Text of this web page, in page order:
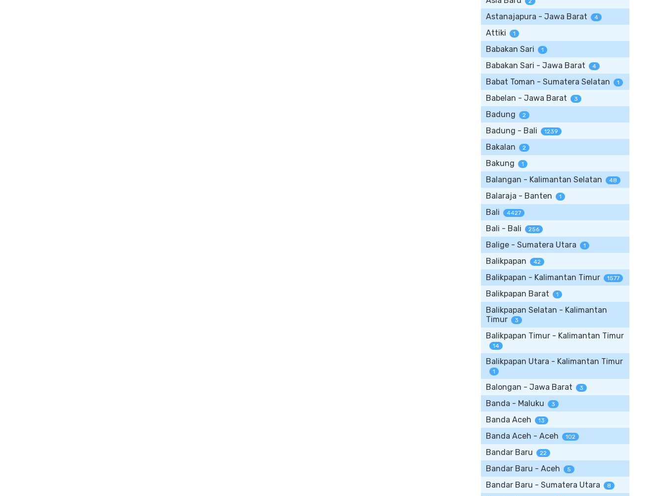
Astanajapura - Jawa Barat 4
Attiki 1
Babakan Sari 1
Babakan Sari - Jawa Barat 4
Babat Toman - Sumatera Selatan 1
Babelan - Jawa Barat 3
Badung 2
Badung - Bali 1239
Bakalan 2
Bakung 1
Balangan - Kalimantan Selatan 48
Balaraja - Banten 1
Bali 4427
Bali - Bali 256
Balige - Sumatera Utara 1
Balikpapan 42
Balikpapan - Kalimantan Timur 1577
Balikpapan Barat 1
Balikpapan Selatan - Kalimantan
Timur
3
Balikpapan Timur - Kalimantan Timur
14
Balikpapan Utara - Kalimantan Timur
1
Balongan - Jawa Barat 3
Banda - Maluku 3
Banda Aceh 13
Banda Aceh - Aceh 102
Bandar Baru 22
Bandar Baru - Aceh 5
Bandar Baru - Sumatera Utara 8